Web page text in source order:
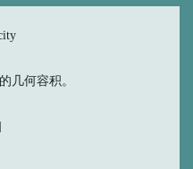
几何容积。